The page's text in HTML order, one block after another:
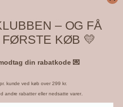
Lav dit eget julepynt– OG FÅ
FØRSTE KØB 💛
din rabatkode 💌
kunde ved køb over 299 kr.
andre rabatter eller nedsatte varer.